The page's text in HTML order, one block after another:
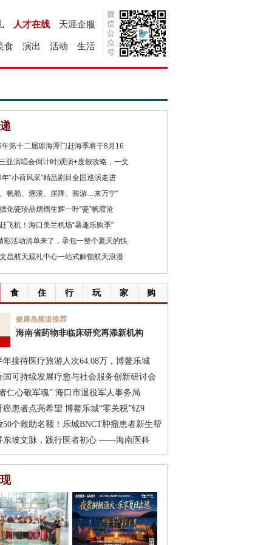
天涯企服
人才在线
生活
活动
演出
食
第十二届琼海潭门赶海季将于8月16
亚演唱会倒计时|观演+度假攻略，一文
“小荷风采”精品剧目全国巡演走进
帆船、溯溪、崖降、骑游…来万宁“
化瓷珍品熠熠生辉一叶“瓷”帆渡沧
飞机！海口美兰机场“暑趣乐购季”
彩活动清单来了，承包一整个夏天的快
昌航天观礼中心一站式解锁航天浪漫
食 住 行 玩 家 购
健康岛频道推荐
海南省药物非临床研究再添新机构
年接待医疗旅游人次64.08万，博鳌乐城
国可持续发展疗愈与社会服务创新研讨会
仁心敬军魂” 海口市退役军人事务局
癌患者点亮希望 博鳌乐城“零关税”钇9
50个救助名额！乐城BNCT肿瘤患者新生帮
东坡文脉，践行医者初心 ——海南医科